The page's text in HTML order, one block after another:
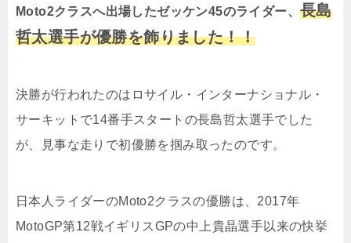
Moto2クラスへ出場したゼッケン45のライダー、 長島
哲太選手が優勝を飾りました！！
決勝が行われたのはロサイル・インターナショナル・
サーキットで14番手スタートの長島哲太選手でした
が、見事な走りで初優勝を掴み取ったのです。
日本人ライダーのMoto2クラスの優勝は、2017年
MotoGP第12戦イギリスGPの中上貴晶選手以来の快挙